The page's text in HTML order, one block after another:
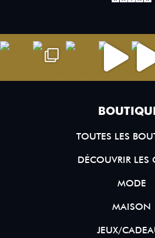
TOUTES LES
DÉCOUVRIR LES
MODE
MAISON
JEUX/